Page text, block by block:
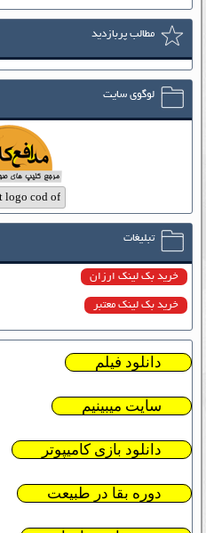
مطالب پربازدید
لوگوی سایت
تبلیغات
خرید بک لینک ارزان
خرید بک لینک معتبر
دانلود فیلم
سایت میبینیم
دانلود بازی کامیپوتر
دوره بقا در طبیعت